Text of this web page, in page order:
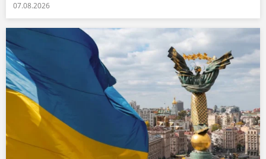
07.08.2026